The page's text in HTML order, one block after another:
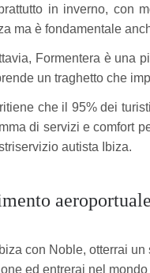
in inverno, con
ma è fondamentale
Formentera è una
un traghetto che
che il 95% dei
di servizi e comfort
autista Ibiza.
con Noble, otterrai
ed entrerai nel